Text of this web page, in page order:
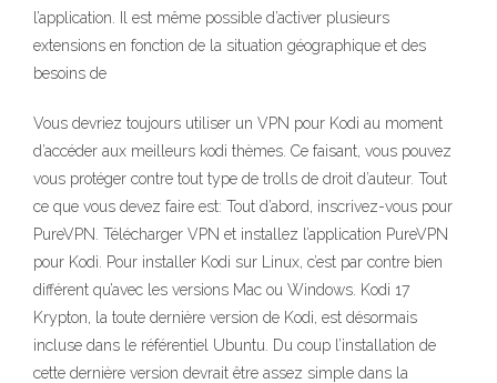
l’application. Il est même possible d’activer plusieurs
extensions en fonction de la situation géographique et des
besoins de
Vous devriez toujours utiliser un VPN pour Kodi au moment
d’accéder aux meilleurs kodi thèmes. Ce faisant, vous pouvez
vous protéger contre tout type de trolls de droit d’auteur. Tout
ce que vous devez faire est: Tout d’abord, inscrivez-vous pour
PureVPN. Télécharger VPN et installez l’application PureVPN
pour Kodi. Pour installer Kodi sur Linux, c’est par contre bien
différent qu’avec les versions Mac ou Windows. Kodi 17
Krypton, la toute dernière version de Kodi, est désormais
incluse dans le référentiel Ubuntu. Du coup l’installation de
cette dernière version devrait être assez simple dans la